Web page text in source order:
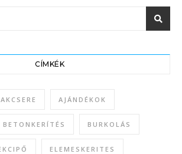
CÍMKÉK
AJÁNDÉKOK
BETONKERÍTÉS BURKOLÁS
ELEMESKERITES